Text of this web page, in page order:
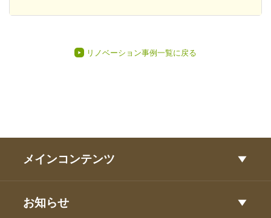
リノベーション事例一覧に戻る
メインコンテンツ
お知らせ